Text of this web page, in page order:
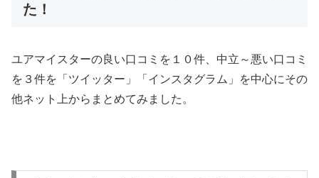
た！
ユアマイスターの良い口コミを１０件、中立～悪い口コミ
を３件を「ツイッター」「インスタグラム」を中心にその
他ネット上からまとめてみました。